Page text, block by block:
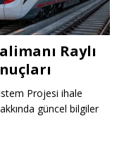
Raylı
Projesi ihale
güncel bilgiler